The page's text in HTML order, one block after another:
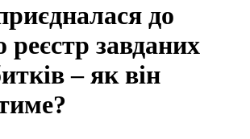
до
реєстр завданих
– як він